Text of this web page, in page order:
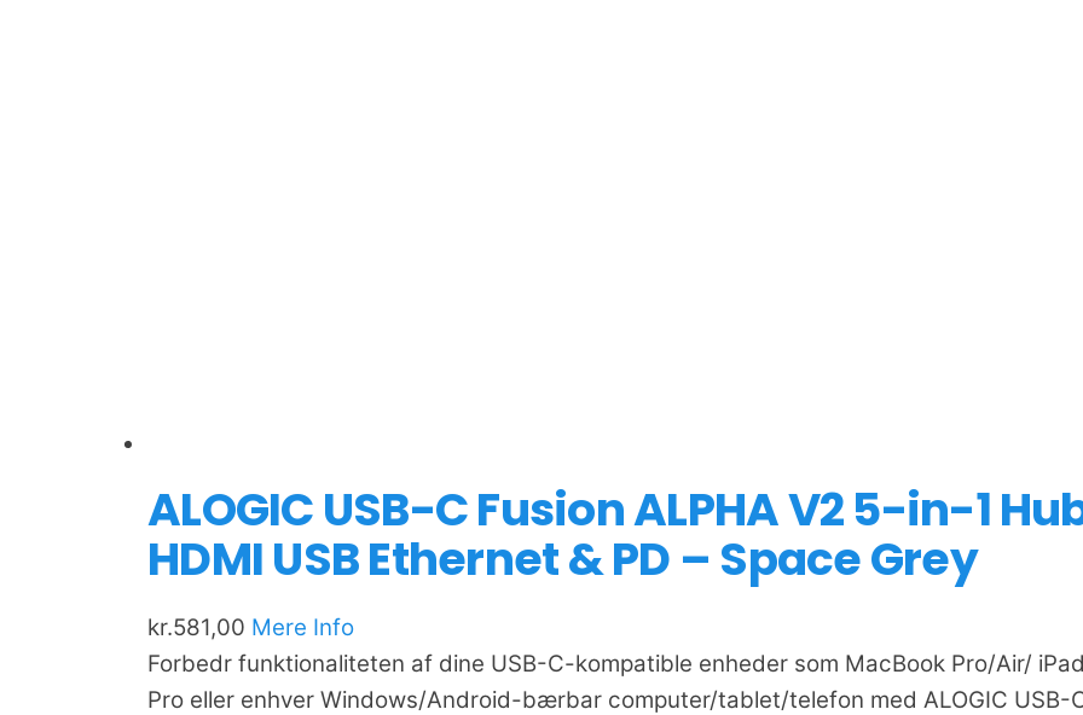
ALOGIC USB-C Fusion ALPHA V2 5-in-1
HDMI USB Ethernet & PD – Space Grey
kr.581,00 Mere Info
Forbedr funktionaliteten af dine USB-C-kompatible enheder som MacBook Pro/Air/
Pro eller enhver Windows/Android-bærbar computer/tablet/telefon med ALOGIC USB-